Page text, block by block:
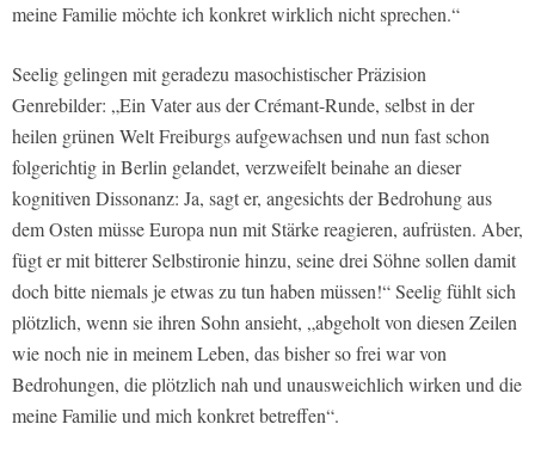
meine Familie möchte ich konkret wirklich nicht sprechen.“
Seelig gelingen mit geradezu masochistischer Präzision
Genrebilder: „Ein Vater aus der Crémant-Runde, selbst in der
heilen grünen Welt Freiburgs aufgewachsen und nun fast schon
folgerichtig in Berlin gelandet, verzweifelt beinahe an dieser
kognitiven Dissonanz: Ja, sagt er, angesichts der Bedrohung aus
dem Osten müsse Europa nun mit Stärke reagieren, aufrüsten. Aber,
fügt er mit bitterer Selbstironie hinzu, seine drei Söhne sollen damit
doch bitte niemals je etwas zu tun haben müssen!“ Seelig fühlt sich
plötzlich, wenn sie ihren Sohn ansieht, „abgeholt von diesen Zeilen
wie noch nie in meinem Leben, das bisher so frei war von
Bedrohungen, die plötzlich nah und unausweichlich wirken und die
meine Familie und mich konkret betreﬀen“.